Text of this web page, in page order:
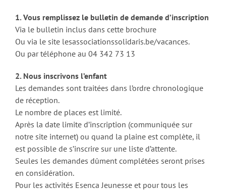
1. Vous remplissez le bulletin de demande d’inscription
Via le bulletin inclus dans cette brochure
Ou via le site lesassociationssolidaris.be/vacances.
Ou par téléphone au 04 342 73 13
2. Nous inscrivons l’enfant
Les demandes sont traitées dans l’ordre chronologique
de réception.
Le nombre de places est limité.
Après la date limite d’inscription (communiquée sur
notre site internet) ou quand la plaine est complète, il
est possible de s’inscrire sur une liste d’attente.
Seules les demandes dûment complétées seront prises
en considération.
Pour les activités Esenca Jeunesse et pour tous les